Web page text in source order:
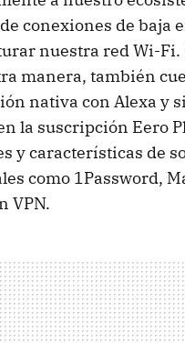
conexiones de baja
nuestra red Wi-Fi.
manera, también
nativa con Alexa y
la suscripción Eero
y características de
como 1Password,
VPN.